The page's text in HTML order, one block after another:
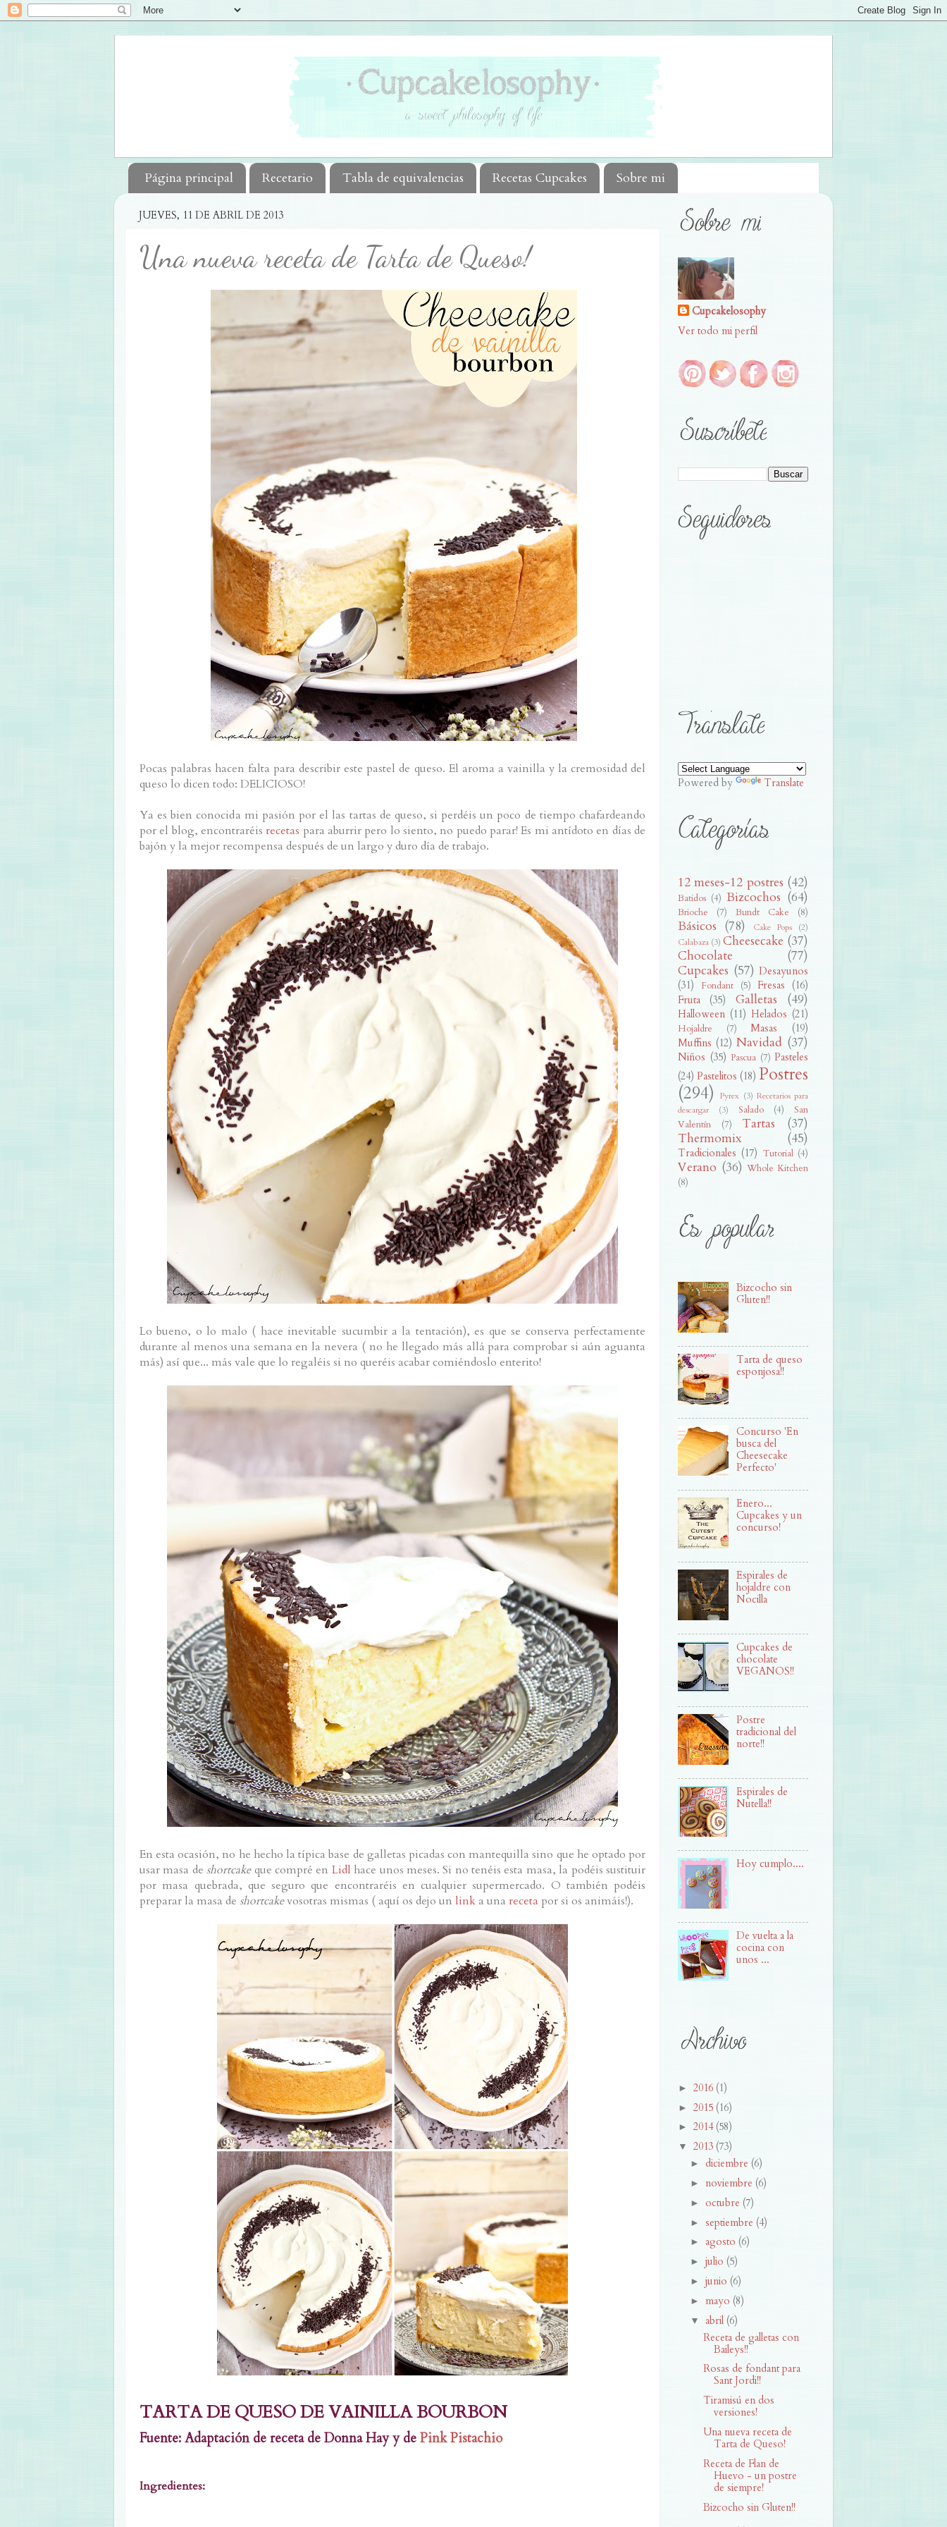
Página principal Recetario Tabla de equivalencias Recetas Cupcakes Sobre mi
JUEVES, 11 DE ABRIL DE 2013
Una nueva receta de Tarta de Queso!
Pocas palabras hacen falta para describir este pastel de queso. El aroma a vainilla y la cremosidad del
queso lo dicen todo: DELICIOSO!
Ya es bien conocida mi pasión por el las tartas de queso, si perdéis un poco de tiempo chafardeando
por el blog, encontraréis recetas para aburrir pero lo siento, no puedo parar! Es mi antídoto en días de
bajón y la mejor recompensa después de un largo y duro día de trabajo.
Lo bueno, o lo malo ( hace inevitable sucumbir a la tentación), es que se conserva perfectamente
durante al menos una semana en la nevera ( no he llegado más allá para comprobar si aún aguanta
más) así que... más vale que lo regaléis si no queréis acabar comiéndoslo enterito!
En esta ocasión, no he hecho la típica base de galletas picadas con mantequilla sino que he optado por
usar masa deshortcakeque compré en Lidl hace unos meses. Si no tenéis esta masa, la podéis sustituir
por masa quebrada, que seguro que encontraréis en cualquier supermercado. O también podéis
preparar la masa de shortcakevosotras mismas ( aquí os dejo un link a una receta por si os animáis!).
TARTA DE QUESO DE VAINILLA BOURBON
Fuente: Adaptación de receta de Donna Hay y de Pink Pistachio
Ingredientes:
Cupcakelosophy
Ver todo mi perfil
Powered by Translate
12 meses-12 postres (42)
Batidos (4) Bizcochos (64)
Brioche (7) Bundt Cake (8)
Básicos (78) Cake Pops
(2)
Calabaza (3) Cheesecake (37)
Chocolate
(77)
Cupcakes (57) Desayunos
(31)
Fondant (5) Fresas
(16)
Fruta
(35) Galletas (49)
Halloween (11) Helados (21)
Hojaldre (7) Masas
(19)
Muffins (12) Navidad (37)
Niños (35) Pascua (7) Pasteles
(24) Pastelitos (18) Postres
(294)
Pyrex (3) Recetarios para
descargar
(3) Salado (4)
San
Valentín
(7) Tartas
(37)
Thermomix
(45)
Tradicionales (17) Tutorial (4)
Verano (36) Whole Kitchen
(8)
Bizcocho sin
Gluten!!
Tarta de queso
esponjosa!!
Concurso 'En
busca del
Cheesecake
Perfecto'
Enero...
Cupcakes y un
concurso!
Espirales de
hojaldre con
Nocilla
Cupcakes de
chocolate
VEGANOS!!
Postre
tradicional del
norte!!
Espirales de
Nutella!!
Hoy cumplo....
De vuelta a la
cocina con
unos ...
► 2016 (1)
► 2015 (16)
► 2014 (58)
▼ 2013 (73)
►diciembre (6)
► noviembre (6)
►octubre (7)
►septiembre (4)
►agosto (6)
►julio (5)
►junio (6)
► mayo (8)
▼abril (6)
Receta de galletas con
Baileys!!
Rosas de fondant para
Sant Jordi!!
Tiramisú en dos
versiones!
Una nueva receta de
Tarta de Queso!
Receta de Flan de
Huevo - un postre
de siempre!
Bizcocho sin Gluten!!